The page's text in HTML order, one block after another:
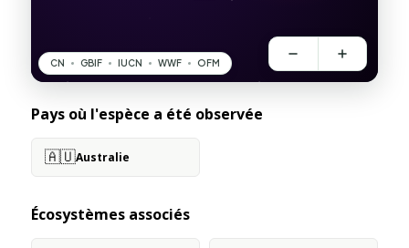
Pays où l'espèce a été observée
🇦🇺Australie
Écosystèmes associés